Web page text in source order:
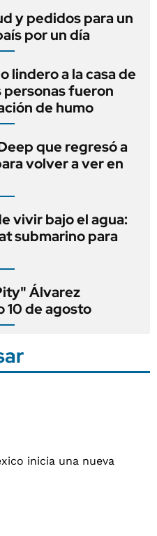
y pedidos para un
por un día
lindero a la casa de
personas fueron
de humo
que regresó a
volver a ver en
vivir bajo el agua:
submarino para
Álvarez
10 de agosto